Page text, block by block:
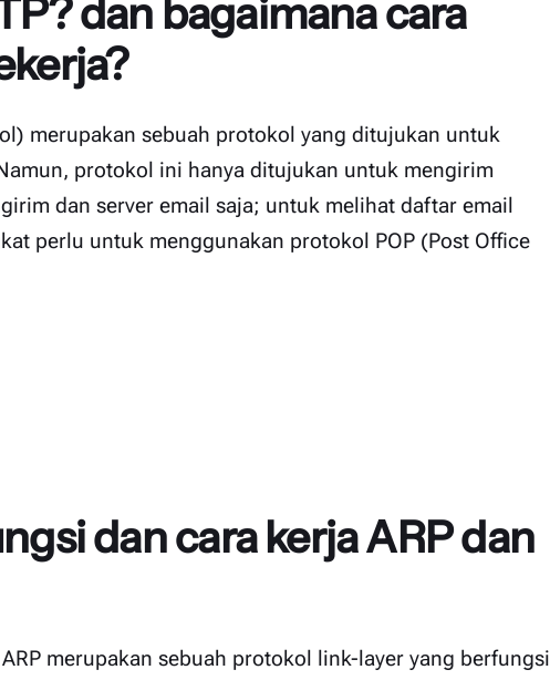
dan bagaimana cara
merupakan sebuah protokol yang ditujukan untuk
protokol ini hanya ditujukan untuk mengirim
dan server email saja; untuk melihat daftar email
perlu untuk menggunakan protokol POP (Post Office
dan cara kerja ARP dan
merupakan sebuah protokol link-layer yang berfungsi